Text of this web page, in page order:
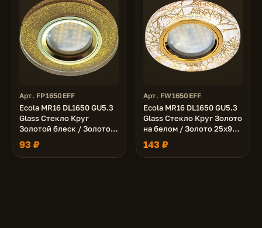
Арт. FP1650EFF
Ecola MR16 DL1650 GU5.3
Glass Стекло Круг
Золотой блеск / Золото
25x95 (кd74)
93 ₽
Арт. FW1650EFF
Ecola MR16 DL1650 GU5.3
Glass Стекло Круг Золото
на белом / Золото 25x95
(кd74)
143 ₽